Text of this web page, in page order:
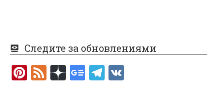
Следите за обновлениями
Pi F